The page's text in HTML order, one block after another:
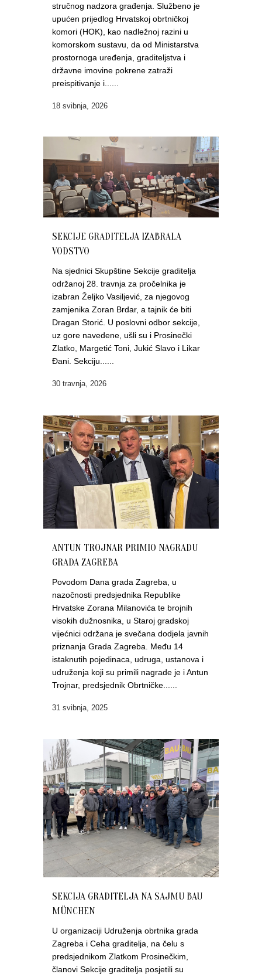
stručnog nadzora građenja. Službeno je
upućen prijedlog Hrvatskoj obrtničkoj
komori (HOK), kao nadležnoj razini u
komorskom sustavu, da od Ministarstva
prostornoga uređenja, graditeljstva i
državne imovine pokrene zatraži
preispitivanje i......
18 svibnja, 2026
SEKCIJE GRADITELJA IZABRALA
VODSTVO
Na sjednici Skupštine Sekcije graditelja
održanoj 28. travnja za pročelnika je
izabran Željko Vasiljević, za njegovog
zamjenika Zoran Brdar, a tajnik će biti
Dragan Storić. U poslovni odbor sekcije,
uz gore navedene, ušli su i Prosinečki
Zlatko, Margetić Toni, Jukić Slavo i Likar
Đani. Sekciju......
30 travnja, 2026
ANTUN TROJNAR PRIMIO NAGRADU
GRADA ZAGREBA
Povodom Dana grada Zagreba, u
nazočnosti predsjednika Republike
Hrvatske Zorana Milanovića te brojnih
visokih dužnosnika, u Staroj gradskoj
vijećnici održana je svečana dodjela javnih
priznanja Grada Zagreba. Među 14
istaknutih pojedinaca, udruga, ustanova i
udruženja koji su primili nagrade je i Antun
Trojnar, predsjednik Obrtničke......
31 svibnja, 2025
SEKCIJA GRADITELJA NA SAJMU BAU
MÜNCHEN
U organizaciji Udruženja obrtnika grada
Zagreba i Ceha graditelja, na čelu s
predsjednikom Zlatkom Prosinečkim,
članovi Sekcije graditelja posjetili su